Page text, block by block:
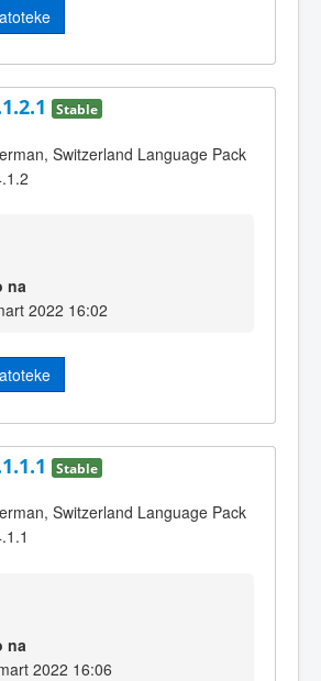
Stable
Switzerland Language Pack
na
2022 16:02
Stable
Switzerland Language Pack
na
2022 16:06